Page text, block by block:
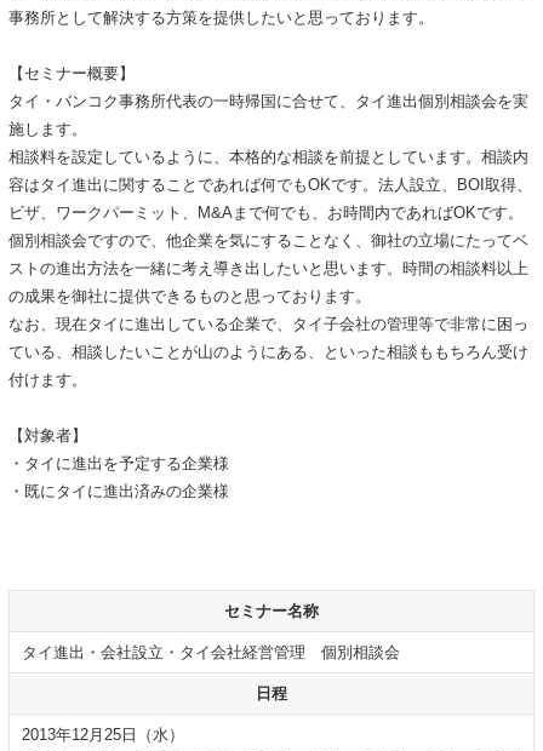
事務所として解決する方策を提供したいと思っております。
【セミナー概要】
タイ・バンコク事務所代表の一時帰国に合せて、タイ進出個別相談会を実
施します。
相談料を設定しているように、本格的な相談を前提としています。相談内
容はタイ進出に関することであれば何でもOKです。法人設立、BOI取得、
ビザ、ワークパーミット、M&Aまで何でも、お時間内であればOKです。
個別相談会ですので、他企業を気にすることなく、御社の立場にたってベ
ストの進出方法を一緒に考え導き出したいと思います。時間の相談料以上
の成果を御社に提供できるものと思っております。
なお、現在タイに進出している企業で、タイ子会社の管理等で非常に困っ
ている、相談したいことが山のようにある、といった相談ももちろん受け
付けます。
【対象者】
・タイに進出を予定する企業様
・既にタイに進出済みの企業様
セミナー名称
タイ進出・会社設立・タイ会社経営管理 個別相談会
日程
2013年12月25日（水）